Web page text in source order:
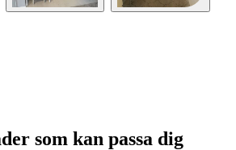
som kan passa dig